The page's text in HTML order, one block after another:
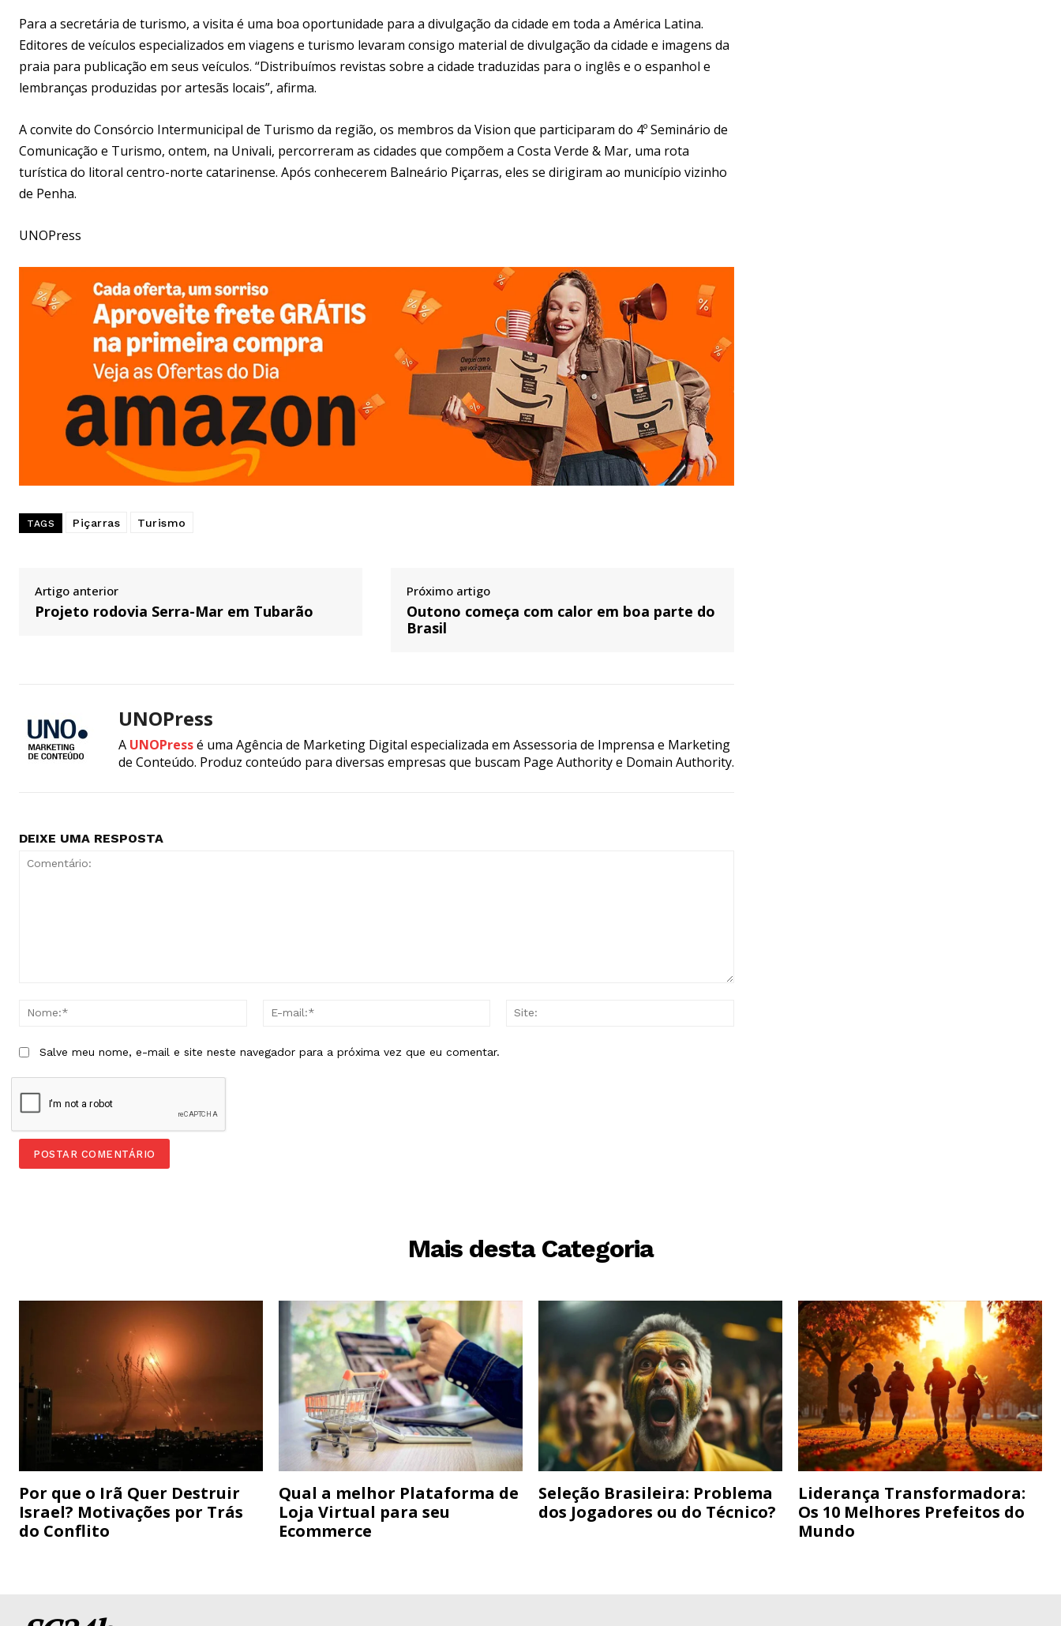
Para a secretária de turismo, a visita é uma boa oportunidade para a divulgação da cidade em toda a América Latina.
Editores de veículos especializados em viagens e turismo levaram consigo material de divulgação da cidade e imagens da
praia para publicação em seus veículos. “Distribuímos revistas sobre a cidade traduzidas para o inglês e o espanhol e
lembranças produzidas por artesãs locais”, afirma.
A convite do Consórcio Intermunicipal de Turismo da região, os membros da Vision que participaram do 4º Seminário de
Comunicação e Turismo, ontem, na Univali, percorreram as cidades que compõem a Costa Verde & Mar, uma rota
turística do litoral centro-norte catarinense. Após conhecerem Balneário Piçarras, eles se dirigiram ao município vizinho
de Penha.
UNOPress
TAGS Piçarras Turismo
Artigo anterior
Projeto rodovia Serra-Mar em Tubarão
Próximo artigo
Outono começa com calor em boa parte do
Brasil
UNOPress
A UNOPressé uma Agência de Marketing Digital especializada em Assessoria de Imprensa e Marketing
de Conteúdo. Produz conteúdo para diversas empresas que buscam Page Authority e Domain Authority.
DEIXE UMA RESPOSTA
Nome:*
Salve meu nome, e-mail e site neste navegador para a próxima vez que eu comentar.
Mais desta Categoria
Por que o Irã Quer Destruir
Israel? Motivações por Trás
do Conflito
Qual a melhor Plataforma de
Loja Virtual para seu
Ecommerce
Seleção Brasileira: Problema
dos Jogadores ou do Técnico?
Liderança Transformadora:
Os 10 Melhores Prefeitos do
Mundo